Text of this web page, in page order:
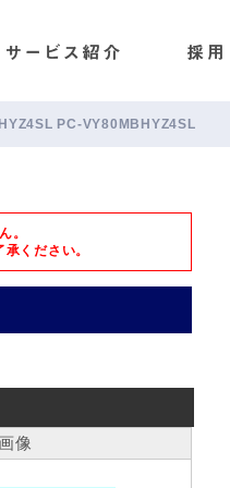
PC-VY80MBHYZ4SL
。
ください。
像